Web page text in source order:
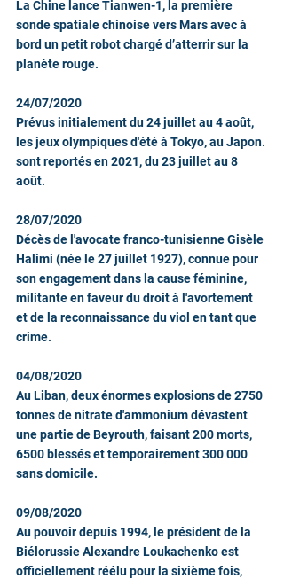
La Chine lance Tianwen-1, la première
sonde spatiale chinoise vers Mars avec à
bord un petit robot chargé d’atterrir sur la
planète rouge.
24/07/2020
Prévus initialement du 24 juillet au 4 août,
les jeux olympiques d'été à Tokyo, au Japon.
sont reportés en 2021, du 23 juillet au 8
août.
28/07/2020
Décès de l'avocate franco-tunisienne Gisèle
Halimi (née le 27 juillet 1927), connue pour
son engagement dans la cause féminine,
militante en faveur du droit à l'avortement
et de la reconnaissance du viol en tant que
crime.
04/08/2020
Au Liban, deux énormes explosions de 2750
tonnes de nitrate d'ammonium dévastent
une partie de Beyrouth, faisant 200 morts,
6500 blessés et temporairement 300 000
sans domicile.
09/08/2020
Au pouvoir depuis 1994, le président de la
Biélorussie Alexandre Loukachenko est
officiellement réélu pour la sixième fois,